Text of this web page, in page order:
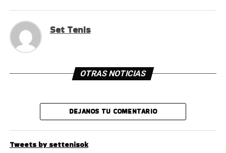
Set Tenis
OTRAS NOTICIAS
DEJANOS TU COMENTARIO
Tweets by settenisok